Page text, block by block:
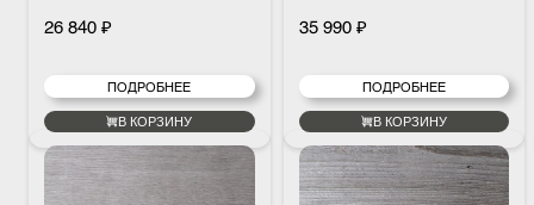
цельность и визуальное тепло.
26 840 ₽
ПОДРОБНЕЕ
В КОРЗИНУ
наполняет интерьер глубиной,
уютом и природной энергетикой.
35 990 ₽
ПОДРОБНЕЕ
В КОРЗИНУ